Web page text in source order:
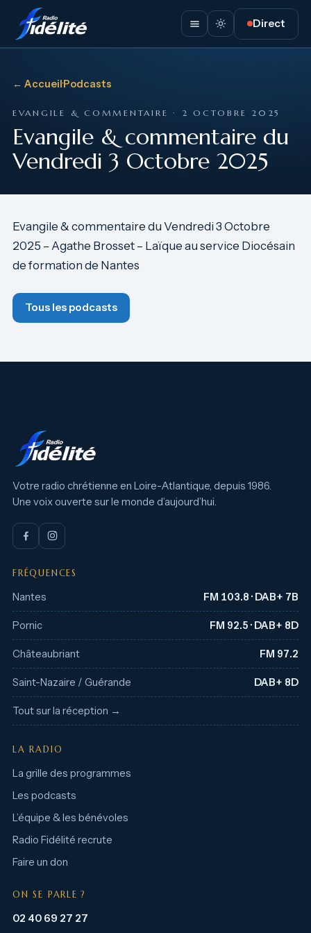
Direct
← Accueil·Podcasts
EVANGILE & COMMENTAIRE · 2 OCTOBRE 2025
Evangile & commentaire du
Vendredi 3 Octobre 2025
Evangile & commentaire du Vendredi 3 Octobre
2025 – Agathe Brosset – Laïque au service Diocésain
de formation de Nantes
Tous les podcasts
Votre radio chrétienne en Loire-Atlantique, depuis 1986.
Une voix ouverte sur le monde d’aujourd’hui.
FRÉQUENCES
Nantes FM 103.8 · DAB+ 7B
Pornic FM 92.5 · DAB+ 8D
Châteaubriant FM 97.2
Saint-Nazaire / Guérande DAB+ 8D
Tout sur la réception →
LA RADIO
La grille des programmes
Les podcasts
L’équipe & les bénévoles
Radio Fidélité recrute
Faire un don
ON SE PARLE ?
02 40 69 27 27